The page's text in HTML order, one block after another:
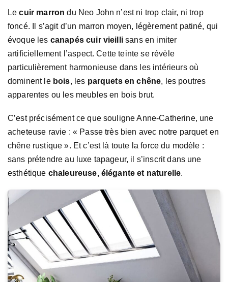
Lecuir marron du Neo John n’est ni trop clair, ni trop
foncé. Il s’agit d’un marron moyen, légèrement patiné, qui
évoque les canapés cuir vieillisans en imiter
artificiellement l’aspect. Cette teinte se révèle
particulièrement harmonieuse dans les intérieurs où
dominent le bois, les parquets en chêne, les poutres
apparentes ou les meubles en bois brut.
C’est précisément ce que souligne Anne-Catherine, une
acheteuse ravie : « Passe très bien avec notre parquet en
chêne rustique ». Et c’est là toute la force du modèle :
sans prétendre au luxe tapageur, il s’inscrit dans une
esthétique chaleureuse, élégante et naturelle.